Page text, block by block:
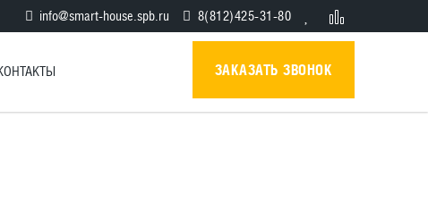
info@smart-house.spb.ru 8(812)425-31-80
ЗАКАЗАТЬ ЗВОНОК